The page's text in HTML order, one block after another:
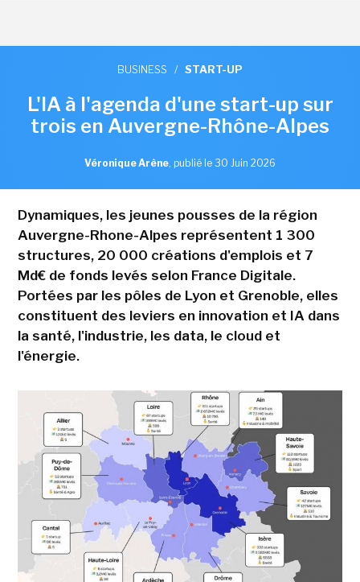
BUSINESS / START-UP
L'IA à l'agenda d'une start-up sur
trois en Auvergne-Rhône-Alpes
Véronique Arène, publié le 30 Juin 2026
Dynamiques, les jeunes pousses de la région
Auvergne-Rhone-Alpes représentent 1 300
structures, 20 000 créations d'emplois et 7
Md€ de fonds levés selon France Digitale.
Portées par les pôles de Lyon et Grenoble, elles
constituent des leviers en innovation et IA dans
la santé, l'industrie, les data, le cloud et
l'énergie.